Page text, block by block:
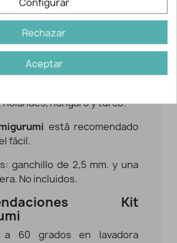
de bordar.
de poliéster.
gráficos e instrucciones
en 9 idiomas: español,
húngaro y turco.
está recomendado
fácil.
ganchillo de 2,5 mm. y una
No incluidos.
Kit
a 60 grados en lavadora
Rechazar
Aceptar